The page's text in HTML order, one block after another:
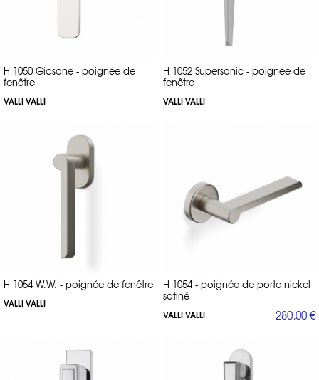
H 1050 Giasone - poignée de
fenêtre
VALLI VALLI
H 1052 Supersonic - poignée de
fenêtre
VALLI VALLI
H 1054 W.W. - poignée de fenêtre
VALLI VALLI
H 1054 - poignée de porte nickel
satiné
VALLI VALLI 280,00 €